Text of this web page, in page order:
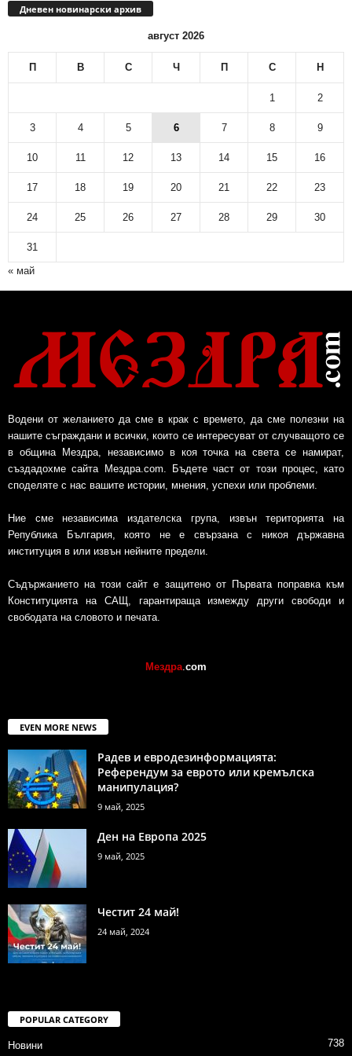
Дневен новинарски архив
август 2026
П В С Ч П С Н
1 2
3 4 5 6 7 8 9
10 11 12 13 14 15 16
17 18 19 20 21 22 23
24 25 26 27 28 29 30
31
« май
Водени от желанието да сме в крак с времето, да сме полезни на
нашите съграждани и всички, които се интересуват от случващото се
в община Мездра, независимо в коя точка на света се намират,
създадохме сайта Мездра.com. Бъдете част от този процес, като
споделяте с нас вашите истории, мнения, успехи или проблеми.
Ние сме независима издателска група, извън територията на
Република България, която не е свързана с никоя държавна
институция в или извън нейните предели.
Съдържанието на този сайт е защитено от Първата поправка към
Конституцията на САЩ, гарантираща измежду други свободи и
свободата на словото и печата.
Мездра.com
EVEN MORE NEWS
Радев и евродезинформацията:
Референдум за еврото или кремълска
манипулация?
9 май, 2025
Ден на Европа 2025
9 май, 2025
Честит 24 май!
24 май, 2024
POPULAR CATEGORY
Новини 738